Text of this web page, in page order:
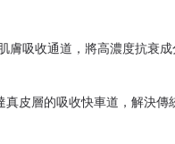
吸收通道，將高濃度抗衰
皮層的吸收快車道，解決